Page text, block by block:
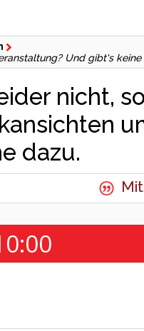
Und gibt's
nicht,
dazu.